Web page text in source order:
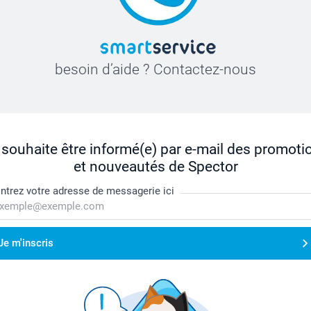
besoin d’aide ? Contactez-nous
être informé(e) par e-mail des
et nouveautés de Spector
votre adresse de messagerie ici
m'inscris